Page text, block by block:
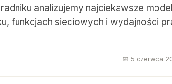
analizujemy najciekawsze
funkcjach sieciowych i wydajności
📅 5 czerwca